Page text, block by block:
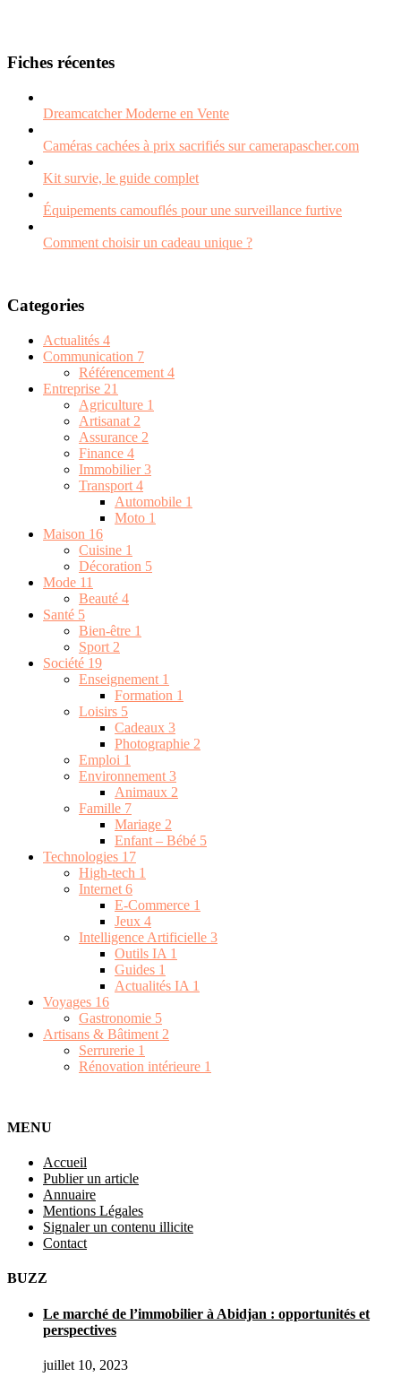
Fiches récentes
Dreamcatcher Moderne en Vente
Caméras cachées à prix sacrifiés sur camerapascher.com
Kit survie, le guide complet
Équipements camouflés pour une surveillance furtive
Comment choisir un cadeau unique ?
Categories
Actualités 4
Communication 7
Référencement 4
Entreprise 21
Agriculture 1
Artisanat 2
Assurance 2
Finance 4
Immobilier3
Transport 4
Automobile 1
Moto 1
Maison 16
Cuisine 1
Décoration 5
Mode 11
Beauté 4
Santé 5
Bien-être 1
Sport 2
Société 19
Enseignement 1
Formation 1
Loisirs 5
Cadeaux 3
Photographie 2
Emploi 1
Environnement 3
Animaux 2
Famille 7
Mariage 2
Enfant – Bébé 5
Technologies 17
High-tech 1
Internet 6
E-Commerce 1
Jeux 4
Intelligence Artificielle 3
Outils IA 1
Guides 1
Actualités IA 1
Voyages 16
Gastronomie 5
Artisans & Bâtiment 2
Serrurerie 1
Rénovation intérieure 1
MENU
Accueil
Publier un article
Annuaire
Mentions Légales
Signaler un contenu illicite
Contact
BUZZ
Le marché de l’immobilier à Abidjan : opportunités et
perspectives
juillet 10, 2023